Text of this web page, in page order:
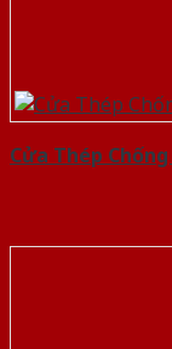
Cửa Thép